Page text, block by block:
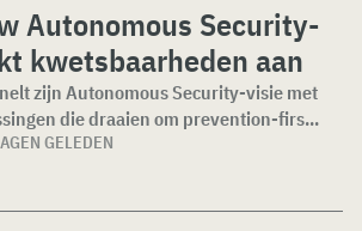
Autonomous Security-
kwetsbaarheden aan
zijn Autonomous Security-visie met
die draaien om prevention-firs...
GELEDEN